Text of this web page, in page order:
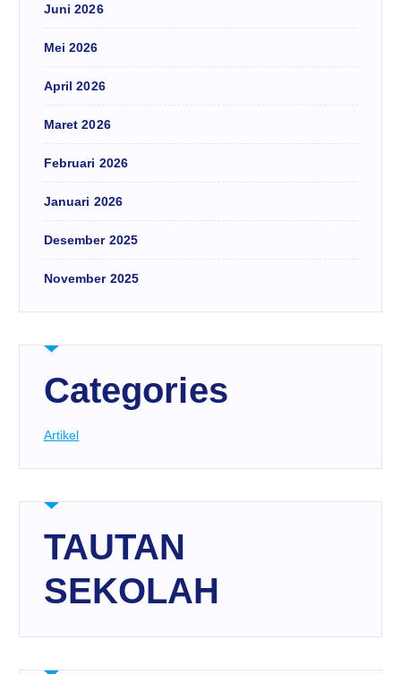
Juni 2026
Mei 2026
April 2026
Maret 2026
Februari 2026
Januari 2026
Desember 2025
November 2025
Categories
Artikel
TAUTAN
SEKOLAH